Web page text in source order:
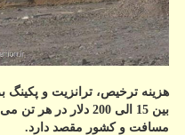
هزینه ترخیص، ترانزیت و
بین 15 الی 200 دلار
مسافت و كشور مقصد دارد.